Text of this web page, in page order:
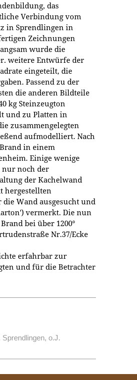
das
Verbindung vom
in Sprendlingen in
Zeichnungen
wurde die
weitere Entwürfe der
eingeteilt, die
Passend zu der
die anderen Bildteile
kg Steinzeugton
und zu Platten in
zusammengelegten
aufmodelliert. Nach
in einem
Einige wenige
nur noch der
der Kachelwand
hergestellten
Wand ausgesucht und
vermerkt. Die nun
bei über 1200°
Nr.37/Ecke
erfahrbar zur
und für die Betrachter
o.J.